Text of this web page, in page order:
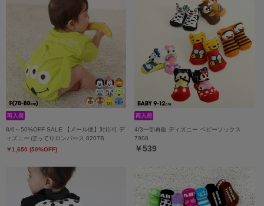
8/6～50%OFF SALE 【メール便】対応可 デ
ィズニー ぽってりロンパース 8207B
￥1,650 (50%OFF)
4/3一部再販 ディズニー ベビーソックス
7908
￥539